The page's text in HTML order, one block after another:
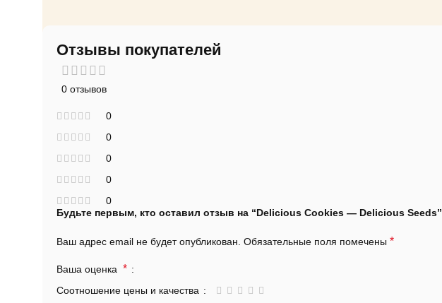
Отзывы покупателей
0 отзывов
0
0
0
0
0
Будьте первым, кто оставил отзыв на “Delicious Cookies — Delicious Seeds”
Ваш адрес email не будет опубликован. Обязательные поля помечены *
Ваша оценка *
Соотношение цены и качества